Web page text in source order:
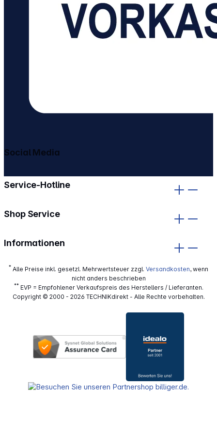
Service-Hotline
Shop Service
Informationen
Social Media
* Alle Preise inkl. gesetzl. Mehrwertsteuer zzgl. Versandkosten, wenn
nicht anders beschrieben
**EVP = Empfohlener Verkaufspreis des Herstellers / Lieferanten.
Copyright © 2000 - 2026 TECHNIKdirekt - Alle Rechte vorbehalten.